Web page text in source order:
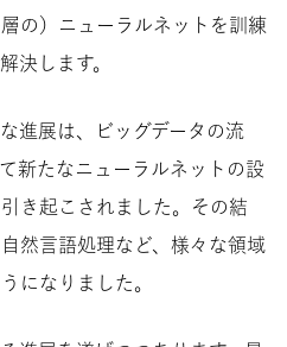
の）ニューラルネットを訓練
決します。
進展は、ビッグデータの流
新たなニューラルネットの設
き起こされました。その結
然言語処理など、様々な領域
になりました。